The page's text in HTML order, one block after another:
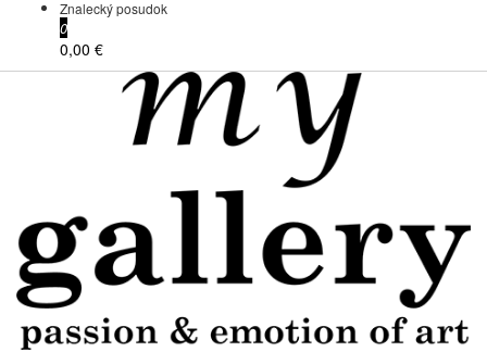
Znalecký posudok
0
0,00 €